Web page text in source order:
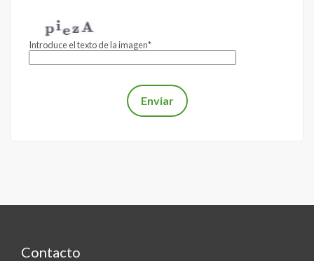
Introduce el texto de la imagen*
Contacto